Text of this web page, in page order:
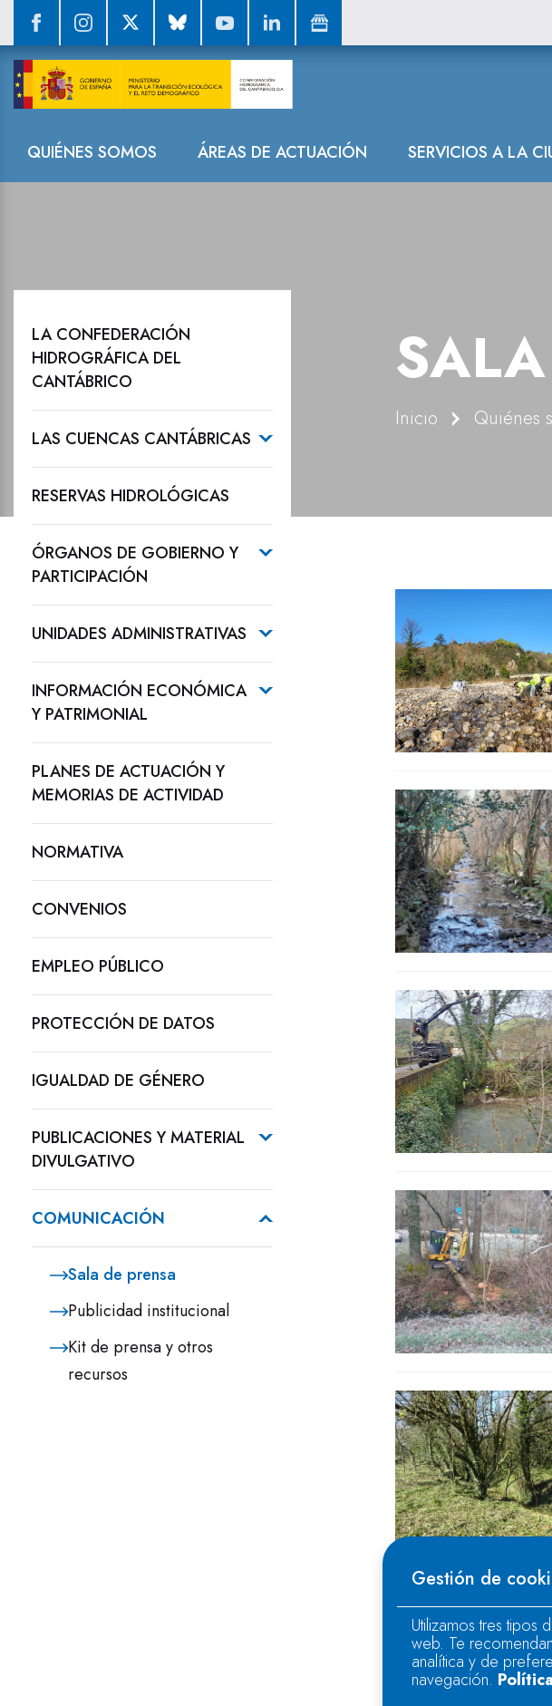
Navegación
QUIÉNES SOMOS ÁREAS DE ACTUACIÓN SERVICIOS A LA
Sala de prensa
Inicio Quiénes
LA CONFEDERACIÓN
HIDROGRÁFICA DEL
CANTÁBRICO
LAS CUENCAS CANTÁBRICAS
RESERVAS HIDROLÓGICAS
ÓRGANOS DE GOBIERNO Y
PARTICIPACIÓN
UNIDADES ADMINISTRATIVAS
INFORMACIÓN ECONÓMICA
Y PATRIMONIAL
PLANES DE ACTUACIÓN Y
MEMORIAS DE ACTIVIDAD
NORMATIVA
CONVENIOS
EMPLEO PÚBLICO
PROTECCIÓN DE DATOS
IGUALDAD DE GÉNERO
PUBLICACIONES Y MATERIAL
DIVULGATIVO
COMUNICACIÓN
Sala de prensa
Publicidad institucional
Kit de prensa y otros
recursos
Gestión de
Utilizamos tres tipos
web. Te
analítica y de
navegación.